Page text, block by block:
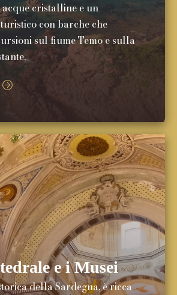
acque cristalline e un
con barche che
sul fiume Temo e sulla
e i Musei
della Sardegna, è ricca